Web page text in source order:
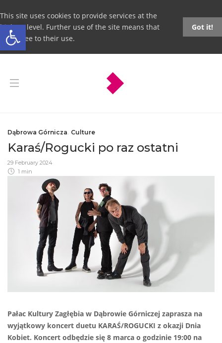
Open toolbar
This site uses cookies to provide services at the
highest level. Further use of the site means that
you agree to their use.
Got it!
Dąbrowa Górnicza, Culture
Karaś/Rogucki po raz ostatni
29 February 2024
1 min
Pałac Kultury Zagłębia w Dąbrowie Górniczej zaprasza na
wyjątkowy koncert duetu KARAŚ/ROGUCKI z okazji Dnia
Kobiet. Koncert odbędzie się 8 marca o godzinie 19:00 na